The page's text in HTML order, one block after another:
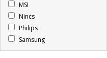
MSI
Nincs
Philips
Samsung